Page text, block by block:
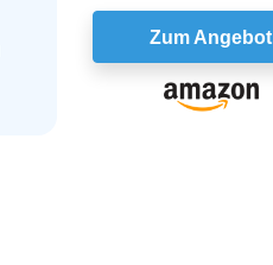
Zum Angebot